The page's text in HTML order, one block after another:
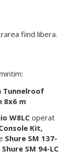
fiind libera.
Tunnelroof
8x6 m
W8LCoperat
Kit,
Shure SM 137-
SM 94-LC